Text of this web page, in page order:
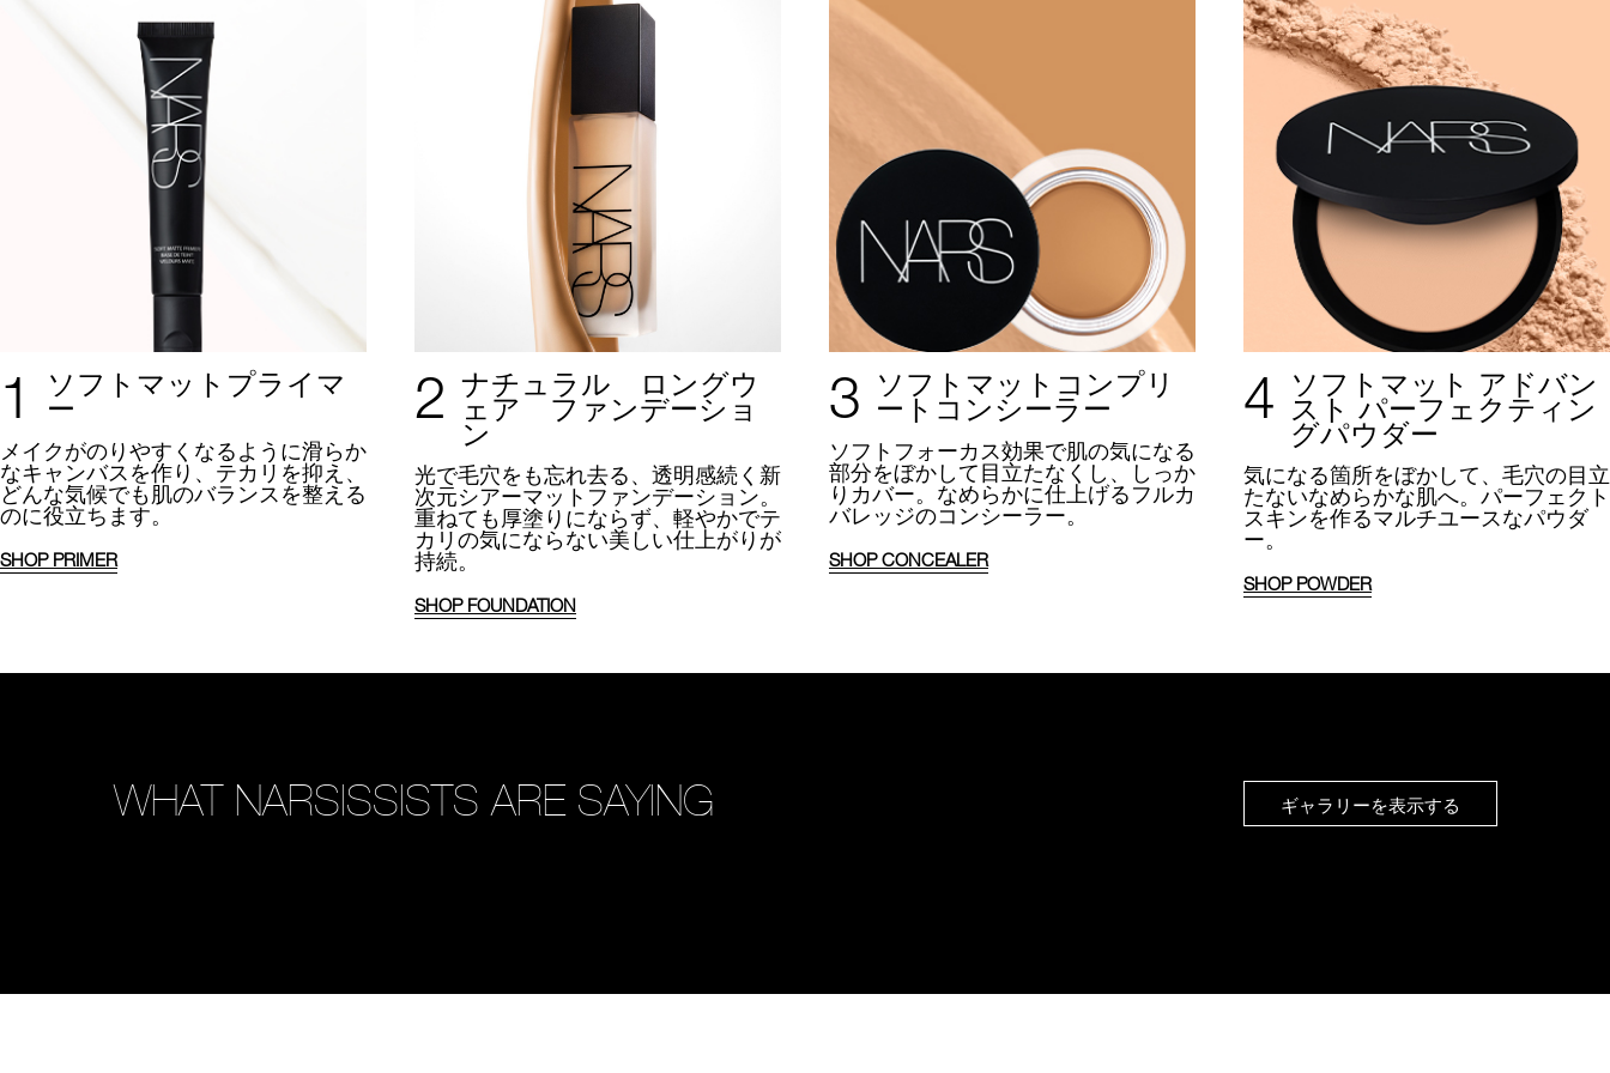
1 ソフトマットプライマ
ー
メイクがのりやすくなるように滑らか
なキャンバスを作り、テカリを抑え、
どんな気候でも肌のバランスを整える
のに役立ちます。
SHOP PRIMER
2 ナチュラル ロングウ
ェア ファンデーショ
ン
光で毛穴をも忘れ去る、透明感続く新
次元シアーマットファンデーション。
重ねても厚塗りにならず、軽やかでテ
カリの気にならない美しい仕上がりが
持続。
SHOP FOUNDATION
3 ソフトマットコンプリ
ートコンシーラー
ソフトフォーカス効果で肌の気になる
部分をぼかして目立たなくし、しっか
りカバー。 なめらかに仕上げるフルカ
バレッジのコンシーラー。
SHOP CONCEALER
4 ソフトマット アドバン
スト パーフェクティン
グパウダー
気になる箇所をぼかして、 毛穴の目立
たないなめらかな肌へ。 パーフェクト
スキンを作るマルチユースなパウダ
ー。
SHOP POWDER
WHAT NARSISSISTS ARE SAYING ギャラリーを表示する